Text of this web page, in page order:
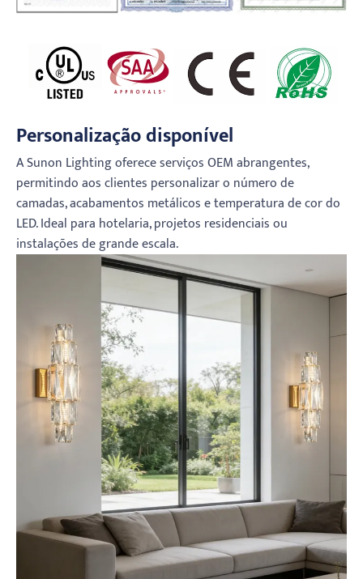
Personalização disponível
A Sunon Lighting oferece serviços OEM abrangentes,
permitindo aos clientes personalizar o número de
camadas, acabamentos metálicos e temperatura de cor do
LED. Ideal para hotelaria, projetos residenciais ou
instalações de grande escala.